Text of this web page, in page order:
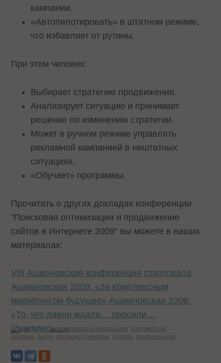
кампании.
«Автопилотировать» в штатном режиме,
что избавляет от рутины.
При этом человек:
Выбирает стратегию продвижения.
Анализирует ситуацию и принимает
решение по изменению стратегии.
Может в ручном режиме управлять
рекламной кампанией в нештатных
ситуациях.
«Обучает» программы.
Прочитать о других докладах конференции
"Поисковая оптимизация и продвижение
сайтов в Интернете 2009" вы можете в наших
материалах:
VIII Ашмановская конференция стартовала
Ашмановская 2009: «За комплексным
маркетингом будущее» Ашмановская 2009:
«То, что давно ждали… просили…
надеялись…»
Теги: Ашмановская конференция
Контекстная
реклама
Бегун Интернет-реклама i-Media Конференции